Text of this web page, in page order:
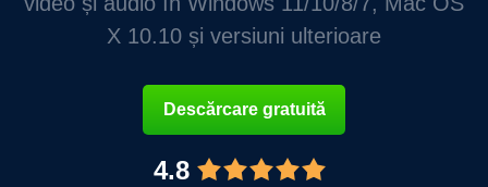
X 10.10 și versiuni ulterioare
Descărcare gratuită
4.8